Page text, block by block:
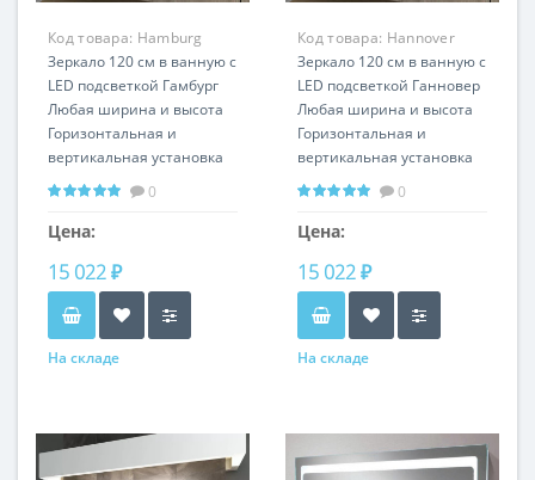
Код товара: Hamburg
LP346
Зеркало 120 см в ванную с
LED подсветкой Гамбург
Любая ширина и высота
Горизонтальная и
вертикальная установка
0
Цена:
15 022 ₽
На складе
Код товара: Hannover
LP341
Зеркало 120 см в ванную с
LED подсветкой Ганновер
Любая ширина и высота
Горизонтальная и
вертикальная установка
0
Цена:
15 022 ₽
На складе